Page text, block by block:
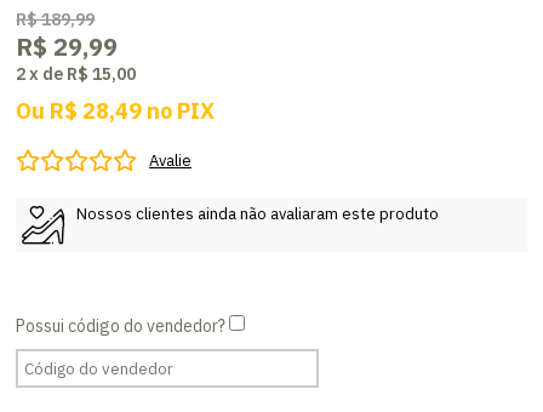
R$ 189,99
R$ 29,99
2x de R$ 15,00
Ou R$ 28,49 no PIX
Avalie
Nossos clientes ainda não avaliaram este produto